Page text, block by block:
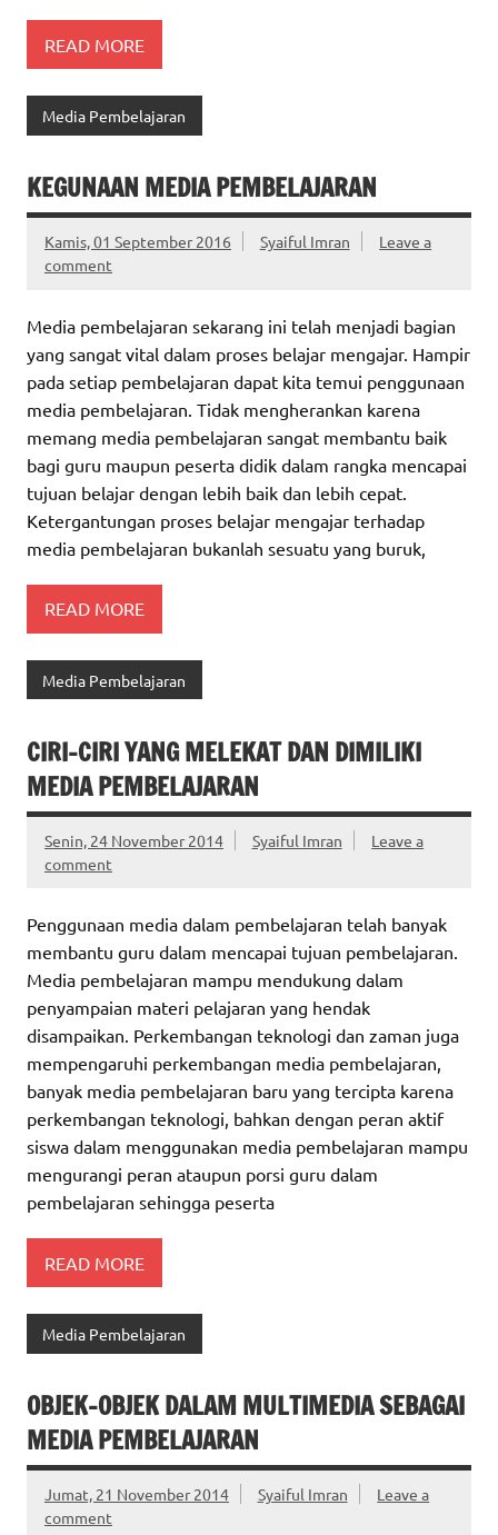
READ MORE
Media Pembelajaran
KEGUNAAN MEDIA PEMBELAJARAN
Kamis, 01 September 2016 Syaiful Imran
Leave a
comment
Media pembelajaran sekarang ini telah menjadi bagian
yang sangat vital dalam proses belajar mengajar. Hampir
pada setiap pembelajaran dapat kita temui penggunaan
media pembelajaran. Tidak mengherankan karena
memang media pembelajaran sangat membantu baik
bagi guru maupun peserta didik dalam rangka mencapai
tujuan belajar dengan lebih baik dan lebih cepat.
Ketergantungan proses belajar mengajar terhadap
media pembelajaran bukanlah sesuatu yang buruk,
READ MORE
Media Pembelajaran
CIRI-CIRI YANG MELEKAT DAN DIMILIKI
MEDIA PEMBELAJARAN
Senin, 24 November 2014 Syaiful Imran
Leave a
comment
Penggunaan media dalam pembelajaran telah banyak
membantu guru dalam mencapai tujuan pembelajaran.
Media pembelajaran mampu mendukung dalam
penyampaian materi pelajaran yang hendak
disampaikan. Perkembangan teknologi dan zaman juga
mempengaruhi perkembangan media pembelajaran,
banyak media pembelajaran baru yang tercipta karena
perkembangan teknologi, bahkan dengan peran aktif
siswa dalam menggunakan media pembelajaran mampu
mengurangi peran ataupun porsi guru dalam
pembelajaran sehingga peserta
READ MORE
Media Pembelajaran
OBJEK-OBJEK DALAM MULTIMEDIA SEBAGAI
MEDIA PEMBELAJARAN
Jumat, 21 November 2014 Syaiful Imran
Leave a
comment